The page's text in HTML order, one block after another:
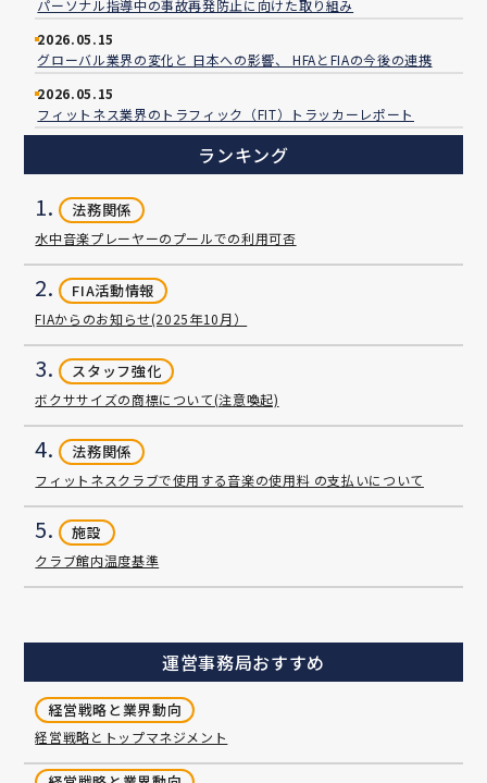
パーソナル指導中の事故再発防止に向けた取り組み
2026.05.15
グローバル業界の変化と 日本への影響、 HFAとFIAの今後の連携
2026.05.15
フィットネス業界のトラフィック（FIT）トラッカーレポート
ランキング
1. 法務関係
水中音楽プレーヤーのプールでの利用可否
2. FIA活動情報
FIAからのお知らせ(2025年10月）
3. スタッフ強化
ボクササイズの商標について(注意喚起)
4. 法務関係
フィットネスクラブで使用する音楽の使用料 の支払いについて
5. 施設
クラブ館内温度基準
運営事務局おすすめ
経営戦略と業界動向
経営戦略とトップマネジメント